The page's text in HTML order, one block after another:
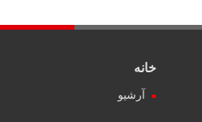
خانه
آرشیو